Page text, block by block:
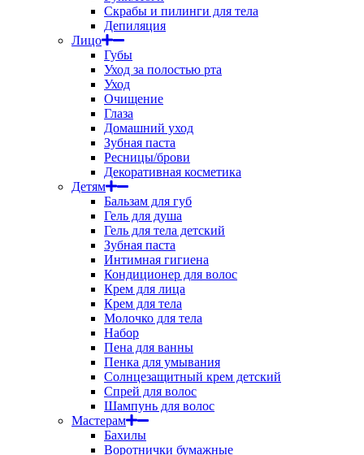
Скрабы и пилинги для тела
Депиляция
Лицо
Губы
Уход за полостью рта
Уход
Очищение
Глаза
Домашний уход
Зубная паста
Ресницы/брови
Декоративная косметика
Детям
Бальзам для губ
Гель для душа
Гель для тела детский
Зубная паста
Интимная гигиена
Кондиционер для волос
Крем для лица
Крем для тела
Молочко для тела
Набор
Пена для ванны
Пенка для умывания
Солнцезащитный крем детский
Спрей для волос
Шампунь для волос
Мастерам
Бахилы
Воротнички бумажные